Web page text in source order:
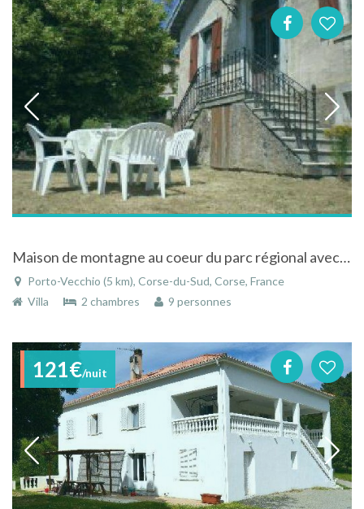
Maison de montagne au coeur du parc régional avec magnifique vue sur la mer à Porto-Vecchio en Corse
Porto-Vecchio (5 km), Corse-du-Sud, Corse, France
Villa
2 chambres 9 personnes
121€/nuit